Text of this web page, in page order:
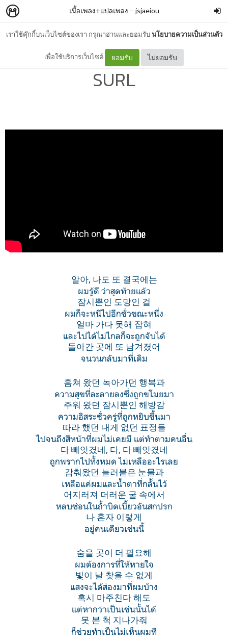
เราใช้คุ๊กกี้บนเว็บไซต์ของเรา กรุณาอ่านและยอมรับนโยบายความเป็นส่วนตัว
เพื่อใช้บริการเว็บไซต์ ยอมรับ ไม่ยอมรับ
เนื้อเพลง+แปลเพลง – jsjaeiou
(แปลเพลง) CAVEMAN -
SURL
알아, 나도 또 결국에는
ผมรู้ดี ว่าสุดท้ายแล้ว
잠시뿐인 도망인 걸
ผมก็จะหนีไปอีกชั่วขณะหนึ่ง
얼마 가다 못해 잡혀
และไปได้ไม่ไกลก็จะถูกจับได้
돌아간 곳에 또 남겨졌어
จนวนกลับมาที่เดิม
훔쳐 왔던 녹아가던 행복과
ความสุขที่ละลายลงซึ่งถูกขโมยมา
주워 왔던 잠시뿐인 해방감
ความอิสระชั่วครู่ที่ถูกหยิบขึ้นมา
따라 했던 내게 없던 표정들
ไปจนถึงสีหน้าที่ผมไม่เคยมี แต่ทำตามคนอื่น
다 빼앗겼네, 다, 다 빼앗겼네
ถูกพรากไปทั้งหมด ไม่เหลืออะไรเลย
감춰왔던 늘러붙은 눈물과
เหลือแค่ผมและน้ำตาที่กลั้นไว้
어지러져 더러운 굴 속에서
หลบซ่อนในถ้ำบิดเบี้ยวอันสกปรก
나 혼자 이렇게
อยู่คนเดียวเช่นนี้
숨을 곳이 더 필요해
ผมต้องการที่ให้หายใจ
빛이 날 찾을 수 없게
แสงจะได้ส่องมาที่ผมบ้าง
혹시 마주친다 해도
แต่หากว่าเป็นเช่นนั้นได้
못 본 척 지나가줘
ก็ช่วยทำเป็นไม่เห็นผมที